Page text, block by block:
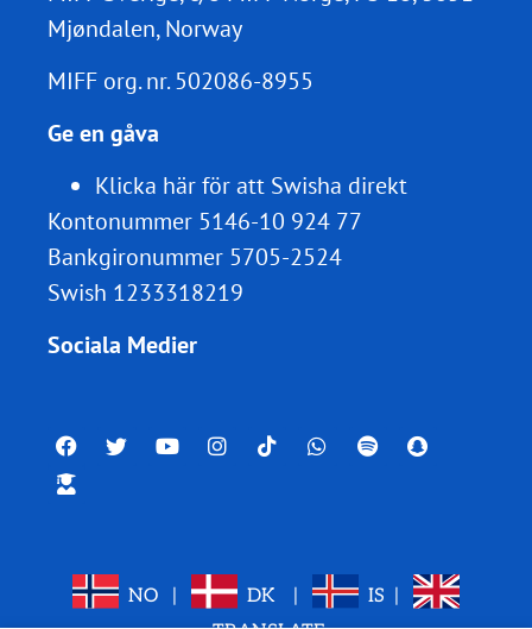
Mjøndalen, Norway
MIFF org. nr.502086-8955
Ge en gåva
Klicka här för att Swisha direkt
Kontonummer 5146-10 924 77
Bankgironummer 5705-2524
Swish 1233318219
Sociala Medier
NO DK IS